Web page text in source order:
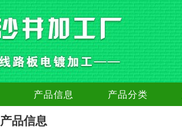
产品信息 产品分类
产品信息